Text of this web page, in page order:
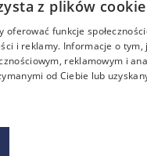
gdzie łączy wiedzę o
z plików cookie
oferować funkcje
i reklamy. Informacje o tym,
reklamowym i
od Ciebie lub